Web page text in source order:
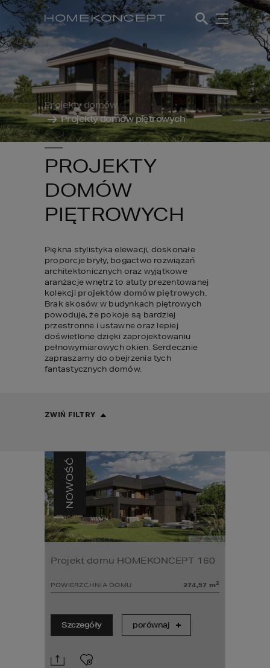
Projekty domów
Projekty domów piętrowych
PROJEKTY
DOMÓW
PIĘTROWYCH
Piękna stylistyka elewacji, doskonałe
proporcje bryły, bogactwo rozwiązań
architektonicznych oraz wyjątkowe
aranżacje wnętrz to atuty prezentowanej
kolekcji projektów domów piętrowych.
Brak skosów w budynkach piętrowych
powoduje, że pokoje są bardziej
przestronne i ustawne oraz lepiej
doświetlone dzięki zaprojektowaniu
pełnowymiarowych okien. Serdecznie
zapraszamy do obejrzenia tych
fantastycznych domów.
ZWIŃ FILTRY
NOWOŚĆ
Projekt domu HOMEKONCEPT 160
POWIERZCHNIA DOMU 274,57 m2
Szczegóły porównaj